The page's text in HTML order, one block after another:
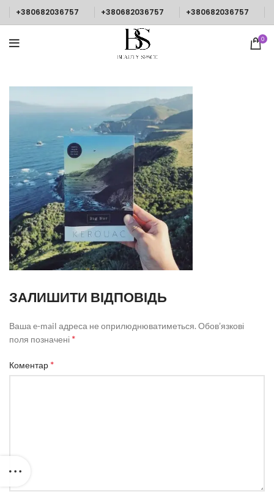
+380682036757 +380682036757 +380682036757
0
ЗАЛИШИТИ ВІДПОВІДЬ
Ваша e-mail адреса не оприлюднюватиметься. Обов’язкові
поля позначені *
Коментар *